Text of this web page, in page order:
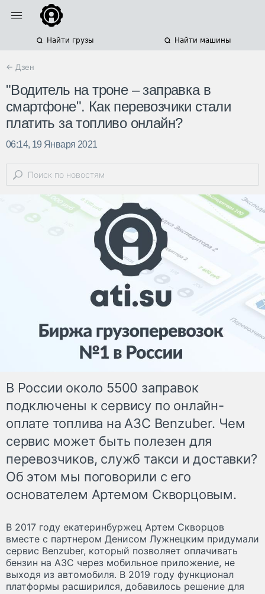
Найти грузы Найти машины
← Дзен
"Водитель на троне – заправка в
смартфоне". Как перевозчики стали
платить за топливо онлайн?
06:14, 19 Января 2021
В России около 5500 заправок
подключены к сервису по онлайн-
оплате топлива на АЗС Benzuber. Чем
сервис может быть полезен для
перевозчиков, служб такси и доставки?
Об этом мы поговорили с его
основателем Артемом Скворцовым.
В 2017 году екатеринбуржец Артем Скворцов
вместе с партнером Денисом Лужнецким придумали
сервис Benzuber, который позволяет оплачивать
бензин на АЗС через мобильное приложение, не
выходя из автомобиля. В 2019 году функционал
платформы расширился, добавилось решение для